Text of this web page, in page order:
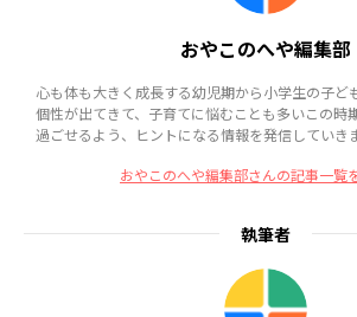
おやこのへや編集部
心も体も大きく成長する幼児期から小学生の子ど
個性が出てきて、子育てに悩むことも多いこの時
過ごせるよう、ヒントになる情報を発信していきま
おやこのへや編集部さんの記事一覧
執筆者